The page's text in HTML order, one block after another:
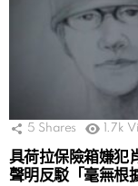
5 Shares 1.7k
具荷拉保險箱嫌犯
聲明反駁「毫無根